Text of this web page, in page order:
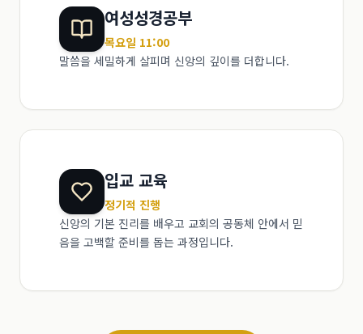
여성성경공부
목요일 11:00
말씀을 세밀하게 살피며 신앙의 깊이를 더합니다.
입교 교육
정기적 진행
신앙의 기본 진리를 배우고 교회의 공동체 안에서 믿
음을 고백할 준비를 돕는 과정입니다.